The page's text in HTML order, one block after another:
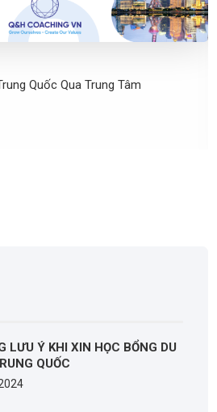
Quốc Qua Trung Tâm
LƯU Ý KHI XIN HỌC BỔNG DU
QUỐC